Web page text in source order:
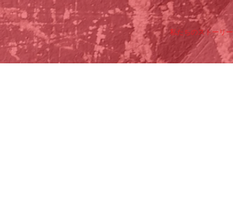
私たちのストーリー